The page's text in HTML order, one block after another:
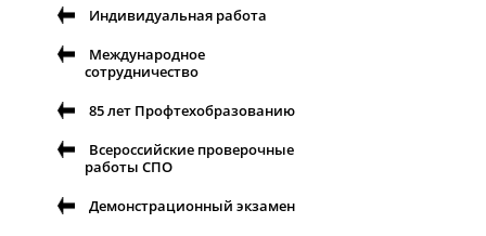
Индивидуальная работа
Международное
сотрудничество
85 лет Профтехобразованию
Всероссийские проверочные
работы СПО
Демонстрационный экзамен